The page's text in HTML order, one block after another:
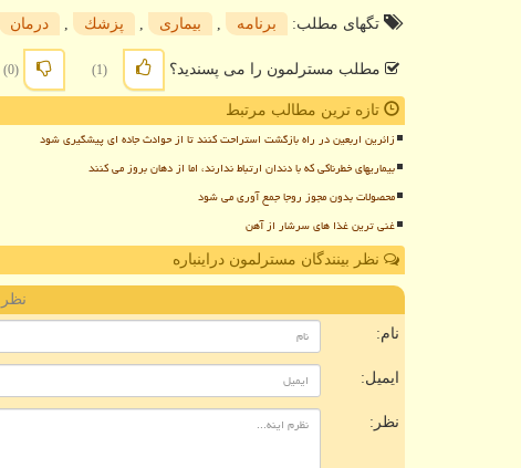
تگهای مطلب: برنامه بیماری پزشك درمان
مطلب مسترلمون را می پسندید؟ (1)
(0)
تازه ترین مطالب مرتبط
زائرین اربعین در راه بازگشت استراحت کنند تا از حوادث جاده ای پیشگیری شود
بیماریهای خطرناکی که با دندان ارتباط ندارند، اما از دهان بروز می کنند
محصولات بدون مجوز روجا جمع آوری می شود
غنی ترین غذا های سرشار از آهن
نظر بینندگان مسترلمون دراینباره
نام:
ایمیل:
نظر: